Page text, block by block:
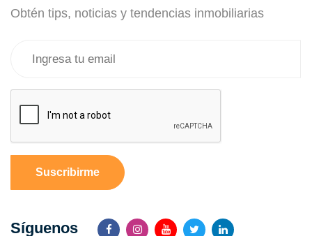
Obtén tips, noticias y tendencias inmobiliarias
Suscribirme
Síguenos